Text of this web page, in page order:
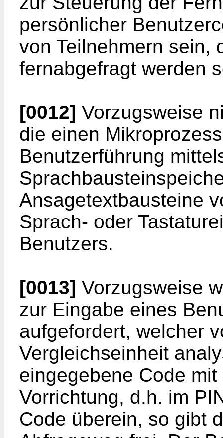
persönlicher
von Teilnehmern sein,
fernabgefragt werden
[0012] Vorzugsweise
die einen
Benutzerführung
Ansagetextbausteine
Sprach- oder
Benutzers.
[0013] Vorzugsweise
zur Eingabe eines
aufgefordert, welcher
Vergleichseinheit
eingegebene Code
Vorrichtung, d.h. im
Code überein, so gibt